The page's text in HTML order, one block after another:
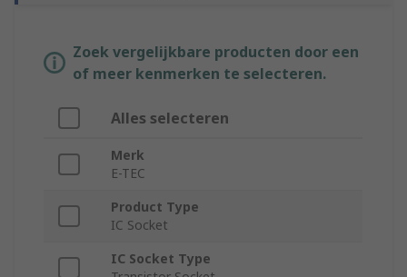
Zoek vergelijkbare producten door een
of meer kenmerken te selecteren.
Alles selecteren
Merk
E-TEC
Product Type
IC Socket
IC Socket Type